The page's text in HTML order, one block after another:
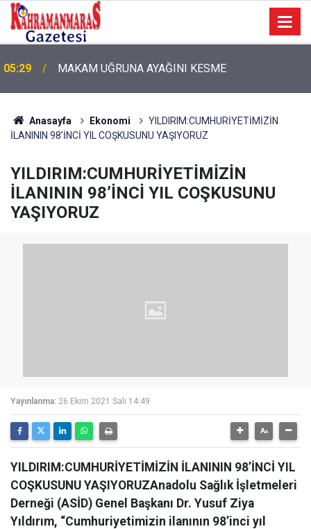
05:29 MAKAM UĞRUNA AYAĞINI KESME
05:11 Bugün Dosta Gidiyorum!
Anasayfa Ekonomi
YILDIRIM:CUMHURİYETİMİZİN
İLANININ 98’İNCİ YIL COŞKUSUNU YAŞIYORUZ
YILDIRIM:CUMHURİYETİMİZİN
İLANININ 98’İNCİ YIL COŞKUSUNU
YAŞIYORUZ
Yayınlanma: 26 Ekim 2021 Salı 14:49
YILDIRIM:CUMHURİYETİMİZİN İLANININ 98’İNCİ YIL
COŞKUSUNU YAŞIYORUZAnadolu Sağlık İşletmeleri
Derneği (ASİD) Genel Başkanı Dr. Yusuf Ziya
Yıldırım, “Cumhuriyetimizin ilanının 98’inci yıl